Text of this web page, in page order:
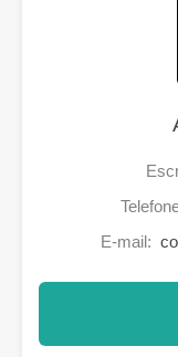
E-mail: